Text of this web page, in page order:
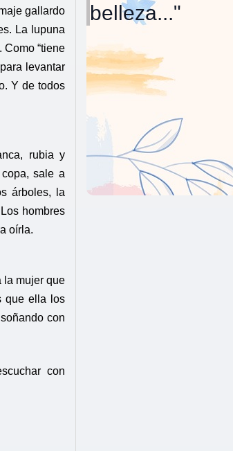
gallardo
La lupuna
“tiene
levantar
Y de todos
rubia y
sale a
árboles, la
hombres
oírla.
la mujer que
que ella los
con
con
belleza..."